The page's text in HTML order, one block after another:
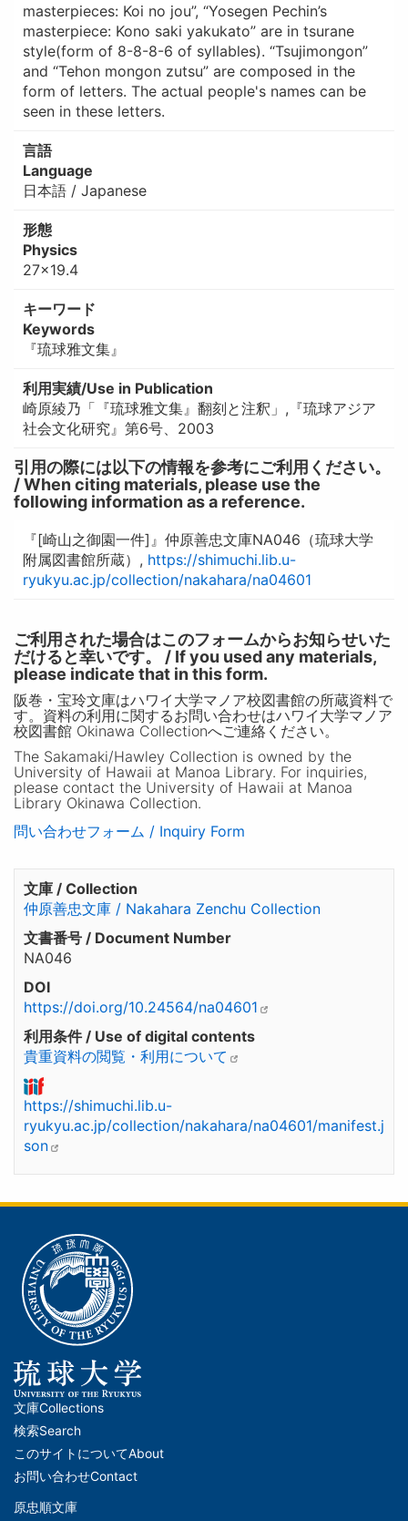
masterpieces: Koi no jou”, “Yosegen Pechin’s
masterpiece: Kono saki yakukato” are in tsurane
style(form of 8-8-8-6 of syllables). “Tsujimongon”
and “Tehon mongon zutsu” are composed in the
form of letters. The actual people's names can be
seen in these letters.
言語
Language
日本語 / Japanese
形態
Physics
27×19.4
キーワード
Keywords
『琉球雅文集』
利用実績/Use in Publication
崎原綾乃「『琉球雅文集』翻刻と注釈」,『琉球アジア
社会文化研究』第6号、2003
引用の際には以下の情報を参考にご利用ください。
/ When citing materials, please use the
following information as a reference.
『[崎山之御園一件]』仲原善忠文庫NA046（琉球大学
附属図書館所蔵）, https://shimuchi.lib.u-
ryukyu.ac.jp/collection/nakahara/na04601
ご利用された場合はこのフォームからお知らせいた
だけると幸いです。 / If you used any materials,
please indicate that in this form.
阪巻・宝玲文庫はハワイ大学マノア校図書館の所蔵資料で
す。資料の利用に関するお問い合わせはハワイ大学マノア
校図書館 Okinawa Collectionへご連絡ください。
The Sakamaki/Hawley Collection is owned by the
University of Hawaii at Manoa Library. For inquiries,
please contact the University of Hawaii at Manoa
Library Okinawa Collection.
問い合わせフォーム / Inquiry Form
文庫 / Collection
仲原善忠文庫 / Nakahara Zenchu Collection
文書番号 / Document Number
NA046
DOI
https://doi.org/10.24564/na04601
利用条件 / Use of digital contents
貴重資料の閲覧・利用について
https://shimuchi.lib.u-
ryukyu.ac.jp/collection/nakahara/na04601/manifest.j
son
メ
イ
ン
ナ
文庫Collections
検索Search
このサイトについてAbout
お問い合わせContact
原忠順文庫